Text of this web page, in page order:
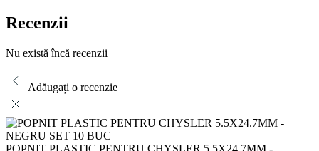
Recenzii
Nu există încă recenzii
Adăugați o recenzie
POPNIT PLASTIC PENTRU CHYSLER 5.5X24.7MM -